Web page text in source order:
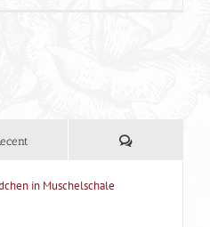
Kommentare
in Muschelschale